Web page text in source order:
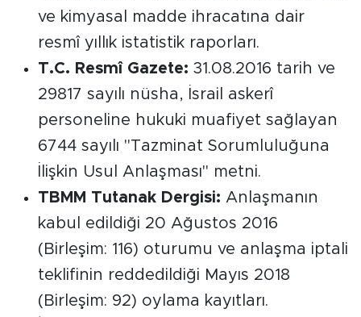
ve kimyasal madde ihracatına dair
resmî yıllık istatistik raporları.
T.C. Resmî Gazete: 31.08.2016 tarih ve
29817 sayılı nüsha, İsrail askerî
personeline hukuki muafiyet sağlayan
6744 sayılı "Tazminat Sorumluluğuna
İlişkin Usul Anlaşması" metni.
TBMM Tutanak Dergisi: Anlaşmanın
kabul edildiği 20 Ağustos 2016
(Birleşim: 116) oturumu ve anlaşma iptali
teklifinin reddedildiği Mayıs 2018
(Birleşim: 92) oylama kayıtları.